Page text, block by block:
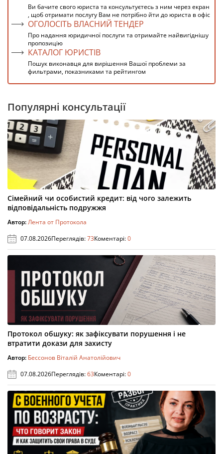
Ви бачите свого юриста та консультуєтесь з ним через екран
, щоб отримати послугу Вам не потрібно йти до юриста в офіс
ОГОЛОСІТЬ ВЛАСНИЙ ТЕНДЕР
Про надання юридичної послуги та отримайте найвигіднішу
пропозицію
КАТАЛОГ ЮРИСТІВ
Пошук виконавця для вирішення Вашої проблеми за
фильтрами, показниками та рейтингом
Популярні консультації
Сімейний чи особистий кредит: від чого залежить
відповідальність подружжя
Автор:Лента от Протокола
07.08.2026Переглядів:73Коментарі:0
Протокол обшуку: як зафіксувати порушення і не
втратити докази для захисту
Автор: Бессонов Віталій Анатолійович
07.08.2026Переглядів:63Коментарі:0